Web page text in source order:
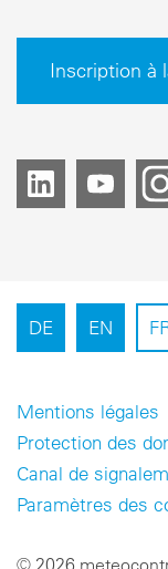
Inscription à
DE EN
Mentions légales
Protection des
Canal de
Paramètres des
© 2026